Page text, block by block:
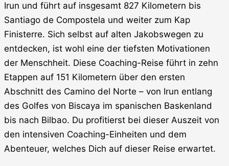
Irun und führt auf insgesamt 827 Kilometern bis
Santiago de Compostela und weiter zum Kap
Finisterre. Sich selbst auf alten Jakobswegen zu
entdecken, ist wohl eine der tiefsten Motivationen
der Menschheit. Diese Coaching-Reise führt in zehn
Etappen auf 151 Kilometern über den ersten
Abschnitt des Camino del Norte – von Irun entlang
des Golfes von Biscaya im spanischen Baskenland
bis nach Bilbao. Du profitierst bei dieser Auszeit von
den intensiven Coaching-Einheiten und dem
Abenteuer, welches Dich auf dieser Reise erwartet.